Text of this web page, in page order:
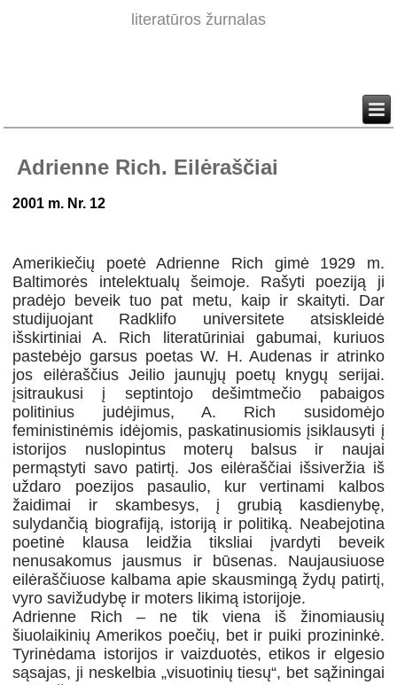
literatūros žurnalas
Adrienne Rich. Eilėraščiai
2001 m. Nr. 12
Amerikiečių poetė Adrienne Rich gimė 1929 m.
Baltimorės intelektualų šeimoje. Rašyti poeziją ji
pradėjo beveik tuo pat metu, kaip ir skaityti. Dar
studijuojant Radklifo universitete atsiskleidė
išskirtiniai A. Rich literatūriniai gabumai, kuriuos
pastebėjo garsus poetas W. H. Audenas ir atrinko
jos eilėraščius Jeilio jaunųjų poetų knygų serijai.
įsitraukusi į septintojo dešimtmečio pabaigos
politinius judėjimus, A. Rich susidomėjo
feministinėmis idėjomis, pa­skatinusiomis įsiklausyti į
istorijos nuslopintus moterų balsus ir naujai
permąstyti savo patirtį. Jos eilėraščiai išsiveržia iš
uždaro poezijos pasaulio, kur vertinami kalbos
žaidimai ir skam­besys, į grubią kasdienybę,
sulydančią biografiją, istoriją ir politiką. Neabejotina
poetinė klausa leidžia tiksliai įvardyti beveik
nenusakomus jausmus ir būsenas. Naujausiuose
eilėraščiuose kalbama apie skausmingą žydų patirtį,
vyro savižudybę ir moters likimą istorijoje.
Adrienne Rich – ne tik viena iš žinomiausių
šiuolaikinių Amerikos poečių, bet ir puiki prozininkė.
Tyrinėdama istorijos ir vaizduotės, etikos ir elgesio
sąsajas, ji neskelbia „visuotinių tiesų“, bet sąžiningai